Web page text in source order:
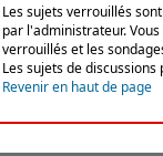
Les sujets verrouillés
par l'administrateur.
verrouillés et les
Les sujets de
Revenir en haut de page